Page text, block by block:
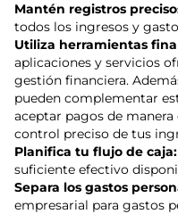
Mantén registros
todos los ingresos y
Utiliza herramientas
aplicaciones y servicios
gestión financiera.
pueden complementar
aceptar pagos de
control preciso de tus
Planifica tu flujo de caja:
suficiente efectivo
Separa los gastos
empresarial para gastos